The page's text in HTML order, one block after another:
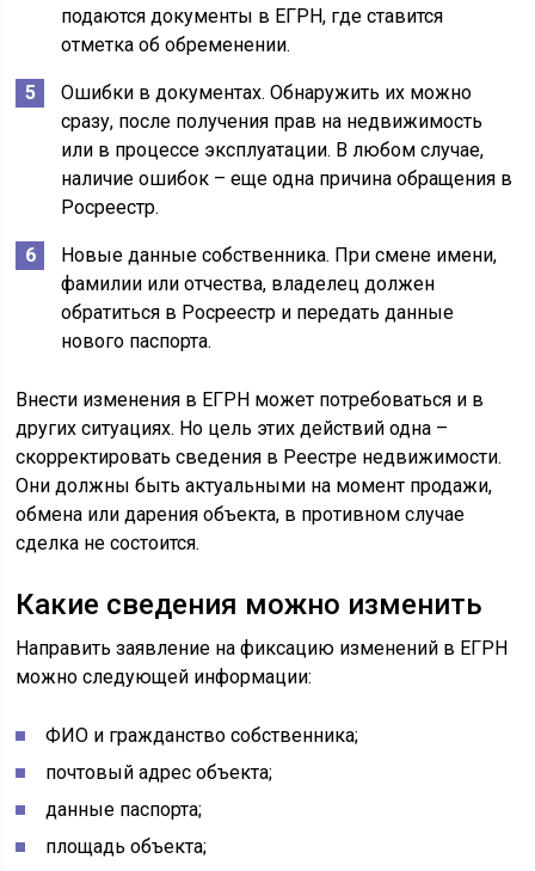
подаются документы в ЕГРН, где ставится
отметка об обременении.
Ошибки в документах. Обнаружить их можно
сразу, после получения прав на недвижимость
или в процессе эксплуатации. В любом случае,
наличие ошибок – еще одна причина обращения в
Росреестр.
Новые данные собственника. При смене имени,
фамилии или отчества, владелец должен
обратиться в Росреестр и передать данные
нового паспорта.
Внести изменения в ЕГРН может потребоваться и в
других ситуациях. Но цель этих действий одна –
скорректировать сведения в Реестре недвижимости.
Они должны быть актуальными на момент продажи,
обмена или дарения объекта, в противном случае
сделка не состоится.
Какие сведения можно изменить
Направить заявление на фиксацию изменений в ЕГРН
можно следующей информации:
ФИО и гражданство собственника;
почтовый адрес объекта;
данные паспорта;
площадь объекта;